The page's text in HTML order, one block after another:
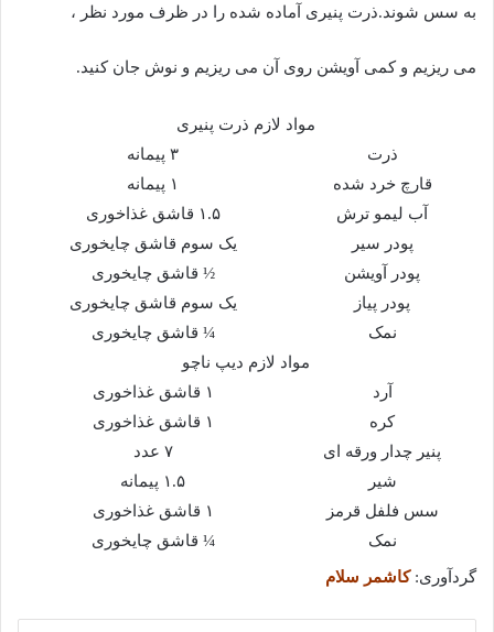
به سس شوند.ذرت پنیری آماده شده را در ظرف مورد نظر ،
می ریزیم و کمی آویشن روی آن می ریزیم و نوش جان کنید.
مواد لازم ذرت پنیری
ذرت
۳ پیمانه
قارچ خرد شده
۱ پیمانه
آب لیمو ترش
۱.۵ قاشق غذاخوری
پودر سیر
یک سوم قاشق چایخوری
پودر آویشن
½ قاشق چایخوری
پودر پیاز
یک سوم قاشق چایخوری
نمک
¼ قاشق چایخوری
مواد لازم دیپ ناچو
آرد
۱ قاشق غذاخوری
کره
۱ قاشق غذاخوری
پنیر چدار ورقه ای
۷ عدد
شیر
۱.۵ پیمانه
سس فلفل قرمز
۱ قاشق غذاخوری
نمک
¼ قاشق چایخوری
گردآوری: کاشمر سلام